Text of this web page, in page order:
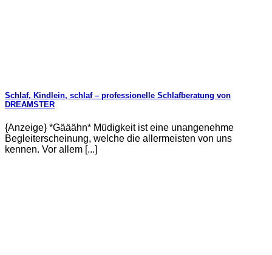
Schlaf, Kindlein, schlaf – professionelle Schlafberatung von
DREAMSTER
{Anzeige} *Gääähn* Müdigkeit ist eine unangenehme
Begleiterscheinung, welche die allermeisten von uns
kennen. Vor allem [...]